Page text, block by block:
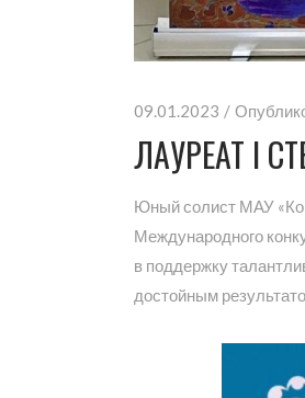
09.01.2023
ЛАУРЕАТ I
Юный солист МАУ
Международного
в поддержку
достойным